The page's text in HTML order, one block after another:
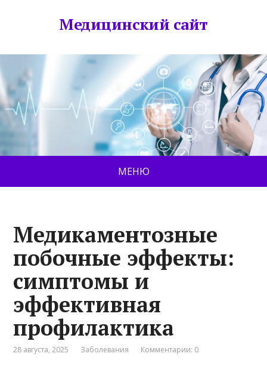
Медицинский сайт
МЕНЮ
Медикаментозные
побочные эффекты:
симптомы и
эффективная
профилактика
28 августа, 2025 Заболевания Комментарии: 0